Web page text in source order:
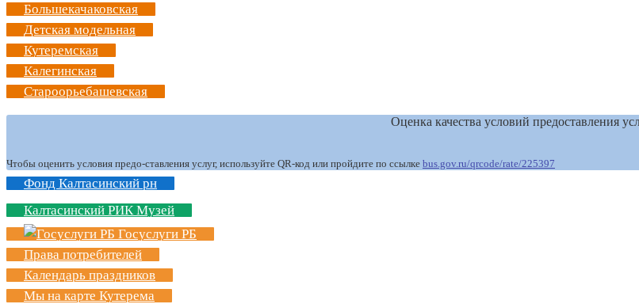
Большекачаковская
Детская модельная
Кутеремская
Калегинская
Староорьебашевская
Оценка качества условий предоставления
Чтобы оценить условия предо-ставления услуг, используйте QR-код или пройдите по ссылке bus.gov.ru/qrcode/rate/225397
Фонд Калтасинский рн
Калтасинский РИК Музей
Госуслуги РБ
Права потребителей
Календарь праздников
Мы на карте Кутерема